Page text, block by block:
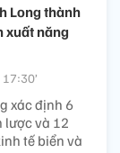
Long thành
xuất năng
xác định 6
lược và 12
tế biển và